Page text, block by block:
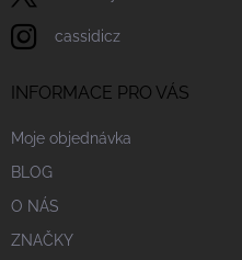
cassidicz
INFORMACE PRO VÁS
Moje objednávka
BLOG
O NÁS
ZNAČKY